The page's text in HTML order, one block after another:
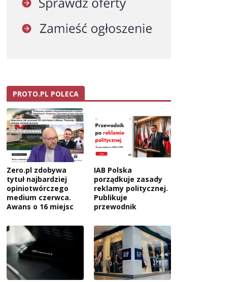
PROTO.PL POLECA
Zero.pl zdobywa
tytuł najbardziej
opiniotwórczego
medium czerwca.
Awans o 16 miejsc
IAB Polska
porządkuje zasady
reklamy politycznej.
Publikuje
przewodnik